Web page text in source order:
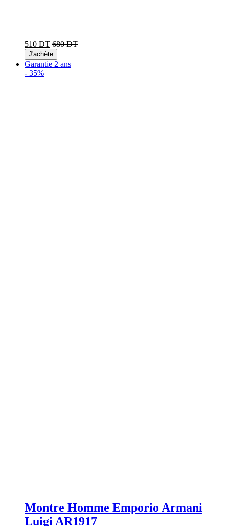
510 DT 680 DT
J'achète
Garantie 2 ans
- 35%
Montre Homme Emporio Armani
Luigi AR1917